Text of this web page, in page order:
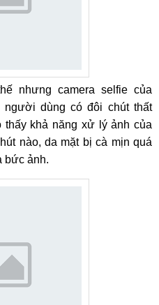
nhưng camera selfie của
người dùng có đôi chút thất
khả năng xử lý ảnh của
nào, da mặt bị cà mịn quá
bức ảnh.